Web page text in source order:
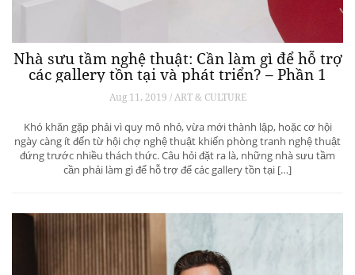
Nhà sưu tầm nghệ thuật: Cần làm gì để hỗ trợ
các gallery tồn tại và phát triển? – Phần 1
Aug 11, 2019 / ART & CULTURE
Khó khăn gặp phải vì quy mô nhỏ, vừa mới thành lập, hoặc cơ hội
ngày càng ít đến từ hội chợ nghệ thuật khiến phòng tranh nghệ thuật
đứng trước nhiều thách thức. Câu hỏi đặt ra là, những nhà sưu tầm
cần phải làm gì để hỗ trợ để các gallery tồn tại […]